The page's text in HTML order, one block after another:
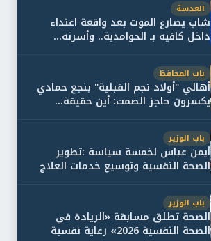
العدسة
شاب يصارع الموت بعد واقعة اعتداء
داخل كافيه بـ الحوامدية.. وأسرته...
باب المحافظ
أهالي "أولاد نجم القبلية" بنجع حمادي
يكسرون حاجز الصمت: أين حقيقة...
باب الوزير
أيمن عباس لخمسة سياسة :تطوير
الصحة النفسية وتوسيع خدمات العلاج
باب الوزير
الصحة تطلق مسابقة «الريادة في
الصحة النفسية 2026» رعاية نفسية